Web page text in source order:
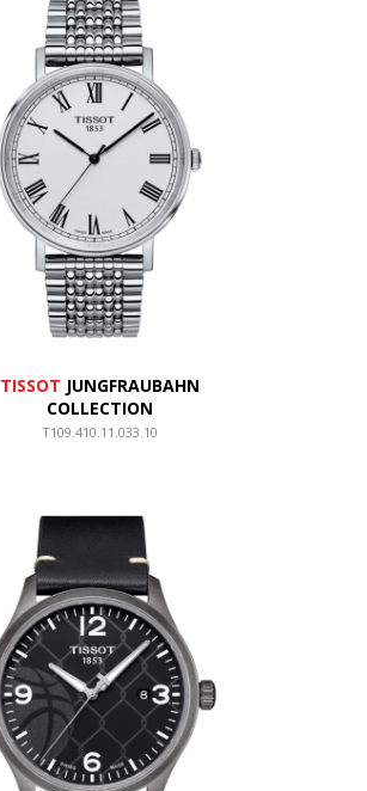
TISSOT JUNGFRAUBAHN
COLLECTION
T109.410.11.033.10